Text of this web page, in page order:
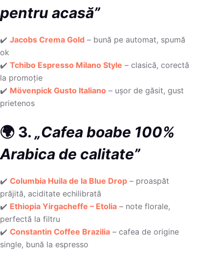
pentru acasă”
✔️ Jacobs Crema Gold – bună pe automat, spumă
ok
✔️ Tchibo Espresso Milano Style – clasică, corectă
la promoție
✔️ Mövenpick Gusto Italiano – ușor de găsit, gust
prietenos
🌍 3. „Cafea boabe 100%
Arabica de calitate”
✔️ Columbia Huila de la Blue Drop – proaspăt
prăjită, aciditate echilibrată
✔️ Ethiopia Yirgacheffe – Etolia – note florale,
perfectă la filtru
✔️ Constantin Coffee Brazilia – cafea de origine
single, bună la espresso